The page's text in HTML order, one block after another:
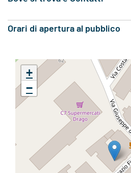
Orari di apertura al pubblico
+
−